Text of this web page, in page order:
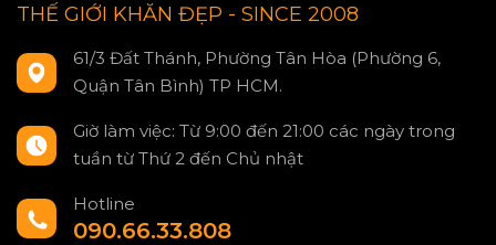
THẾ GIỚI KHĂN ĐẸP - SINCE 2008
61/3 Đất Thánh, Phường Tân Hòa (Phường 6,
Quận Tân Bình) TP HCM.
Giờ làm việc: Từ 9:00 đến 21:00 các ngày trong
tuần từ Thứ 2 đến Chủ nhật
Hotline
090.66.33.808